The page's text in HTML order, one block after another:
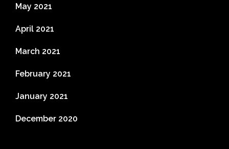
May 2021
April 2021
March 2021
February 2021
January 2021
December 2020